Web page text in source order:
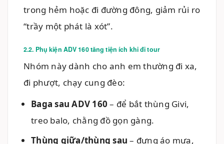
trong hẻm hoặc đi đường đông, giảm rủi ro
“trầy một phát là xót”.
2.2. Phụ kiện ADV 160 tăng tiện ích khi đi tour
Nhóm này dành cho anh em thường đi xa,
đi phượt, chạy cung đèo:
Baga sau ADV 160 – để bắt thùng Givi,
treo balo, chằng đồ gọn gàng.
Thùng giữa/thùng sau – đựng áo mưa,